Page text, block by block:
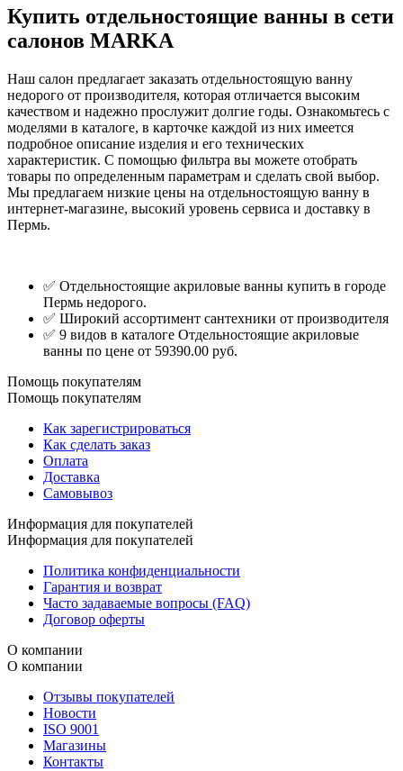
Купить отдельностоящие ванны в сети
салонов MARKA
Наш салон предлагает заказать отдельностоящую ванну
недорого от производителя, которая отличается высоким
качеством и надежно прослужит долгие годы. Ознакомьтесь с
моделями в каталоге, в карточке каждой из них имеется
подробное описание изделия и его технических
характеристик. С помощью фильтра вы можете отобрать
товары по определенным параметрам и сделать свой выбор.
Мы предлагаем низкие цены на отдельностоящую ванну в
интернет-магазине, высокий уровень сервиса и доставку в
Пермь.
✅ Отдельностоящие акриловые ванны купить в городе
Пермь недорого.
✅ Широкий ассортимент сантехники от производителя
✅ 9 видов в каталоге Отдельностоящие акриловые
ванны по цене от 59390.00 руб.
Помощь покупателям
Помощь покупателям
Как зарегистрироваться
Как сделать заказ
Оплата
Доставка
Самовывоз
Информация для покупателей
Информация для покупателей
Политика конфиденциальности
Гарантия и возврат
Часто задаваемые вопросы (FAQ)
Договор оферты
О компании
О компании
Отзывы покупателей
Новости
ISO 9001
Магазины
Контакты